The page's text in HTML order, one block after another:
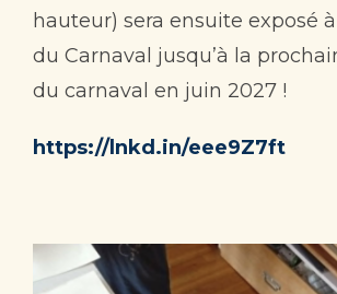
hauteur) sera ensuite exposé
du Carnaval jusqu’à la
du carnaval en juin 2027 !
https://lnkd.in/eee9Z7ft